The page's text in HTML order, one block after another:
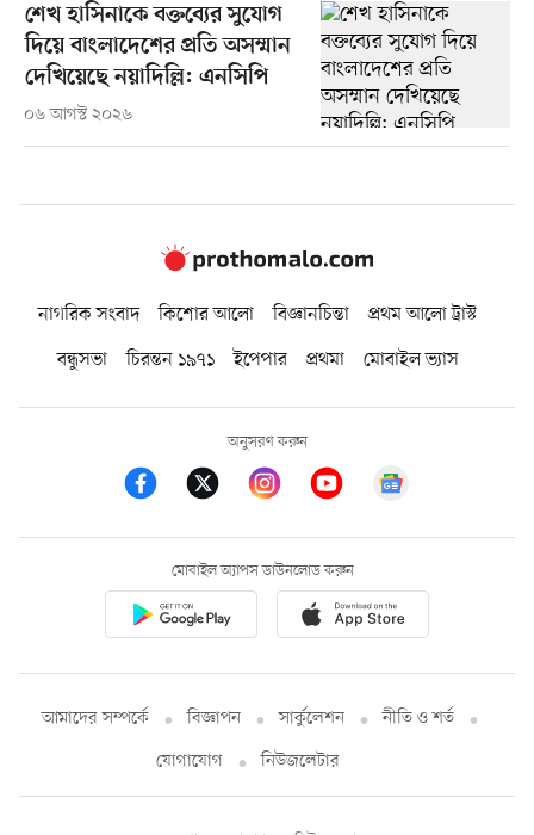
শেখ হাসিনাকে বক্তব্যের সুযোগ
দিয়ে বাংলাদেশের প্রতি অসম্মান
দেখিয়েছে নয়াদিল্লি: এনসিপি
০৬ আগস্ট ২০২৬
নাগরিক সংবাদ কিশোর আলো বিজ্ঞানচিন্তা
প্রথম আলো ট্রাস্ট
বন্ধুসভা
চিরন্তন ১৯৭১ ইপেপার প্রথমা মোবাইল ভ্যাস
অনুসরণ করুন
মোবাইল অ্যাপস ডাউনলোড করুন
আমাদের সম্পর্কে বিজ্ঞাপন সার্কুলেশন
নীতি ও শর্ত
যোগাযোগ
নিউজলেটার